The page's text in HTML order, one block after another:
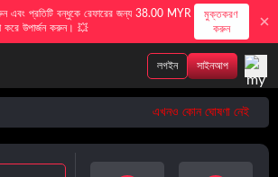
এবং প্রতিটি বন্ধুকে রেফারের জন্য 38.00 MYR
করে উপার্জন করুন। 💥
মুক্তকরণ
করুন
সাইনআপ
লগইন
এখনও কোন ঘোষণা নেই